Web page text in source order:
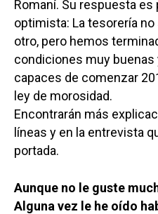
Romaní. Su respuesta es
optimista: La tesorería no
otro, pero hemos
condiciones muy
capaces de comenzar
ley de morosidad.
Encontrarán más
líneas y en la entrevista
portada.
Aunque no le guste
Alguna vez le he oído